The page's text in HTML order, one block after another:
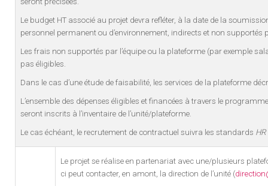
Le budget HT associé au projet devra refléter, à la date de la
personnel permanent ou d’environnement, indirects et non
Les frais non supportés par l’équipe ou la plateforme (par exemple
pas éligibles.
Dans le cas d’une étude de faisabilité, les services de la plateforme
L’ensemble des dépenses éligibles et financées à travers le
seront inscrits à l’inventaire de l’unité/plateforme.
Le cas échéant, le recrutement de contractuel suivra les standards
Le projet se réalise en partenariat avec une/plusieurs
ci peut contacter, en amont, la direction de l’unité (